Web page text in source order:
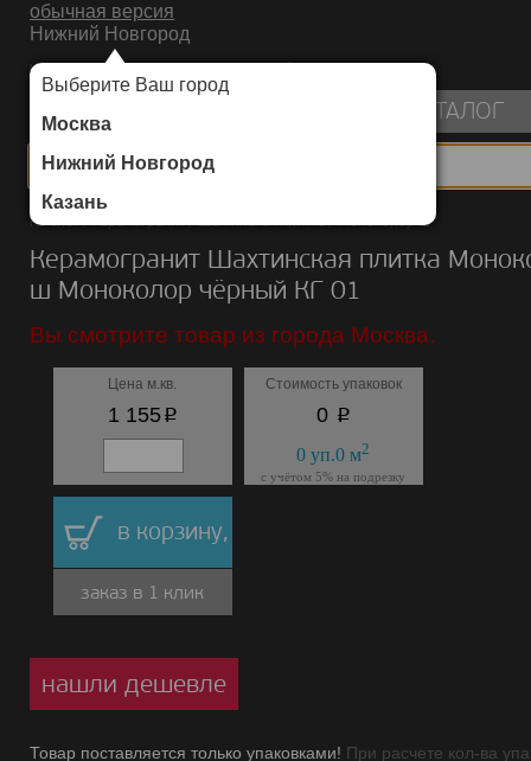
обычная версия
Нижний Новгород
Выберите Ваш город
Москва
Нижний Новгород
Казань
ИНТЕРНЕТ-МАГАЗИН НАПОЛЬНЫХ ПОКРЫТИЙ
КАТАЛОГ
Каталог/Керамогранит/Шахтинская плитка/Моноколор ш
Керамогранит Шахтинская плитка
ш Моноколор чёрный КГ 01
Вы смотрите товар из города Москва.
Цена м.кв.
1 155p
Стоимость упаковок
0 p
0 уп.0 м2
с учётом 5% на подрезку
в корзину,
заказ в 1 клик
нашли дешевле
Товар поставляется только упаковками! При расчете кол-ва